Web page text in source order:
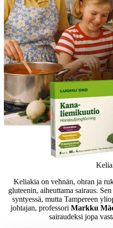
Keliakia on vehnän, ohran ja
gluteenin, aiheuttama sairaus.
syntyessä, mutta Tampereen
johtajan, professori Markku
sairaudeksi jopa